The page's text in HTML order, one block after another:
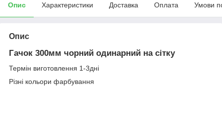
Опис Характеристики Доставка Оплата Умови
Опис
Гачок 300мм чорний одинарний на сітку
Термін виготовлення 1-3дні
Різні кольори фарбування